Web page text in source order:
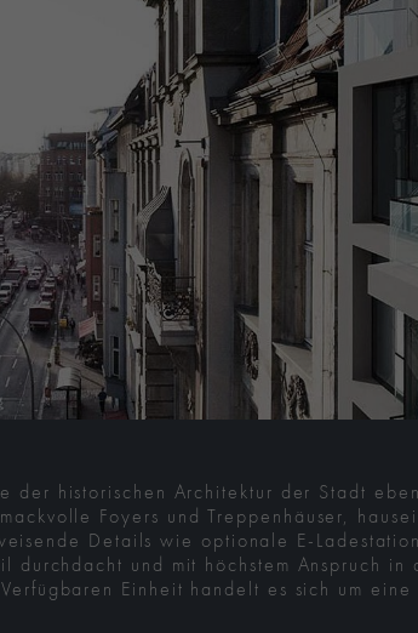
der historischen Architektur der Stadt
Foyers und Treppenhäuser,
Details wie optionale E-
durchdacht und mit höchstem Anspruch in
Einheit handelt es sich um